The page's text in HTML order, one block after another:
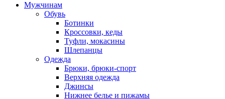
Мужчинам
Обувь
Ботинки
Кроссовки, кеды
Туфли, мокасины
Шлепанцы
Одежда
Брюки, брюки-спорт
Верхняя одежда
Джинсы
Нижнее белье и пижамы